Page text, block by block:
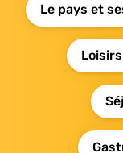
Le pays et